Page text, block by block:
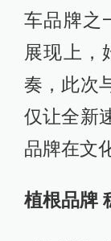
车品牌之
展现上，
奏，此次
仅让全新
品牌在文
植根品牌